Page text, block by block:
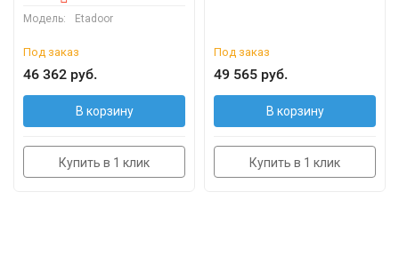
Модель: Etadoor
Под заказ
46 362 руб.
В корзину
Купить в 1 клик
Под заказ
49 565 руб.
В корзину
Купить в 1 клик